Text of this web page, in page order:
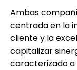
Ambas
centrada en la
cliente y la
capitalizar
caracterizado a